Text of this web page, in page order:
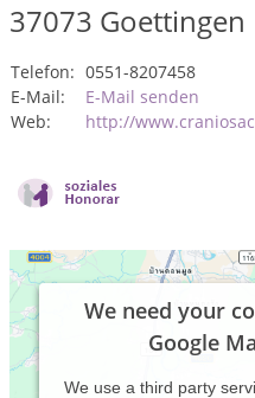
37073 Goettingen
Telefon: 0551-8207458
E-Mail:
E-Mail senden
Web:
http://
We need your
Google
We use a third party